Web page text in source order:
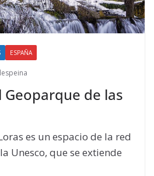
ESPAÑA
Geoparque de las
es un espacio de la red
Unesco, que se extiende